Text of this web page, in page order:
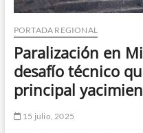
PORTADA REGIONAL
Paralización en
desafío técnico
principal
15 julio, 2025